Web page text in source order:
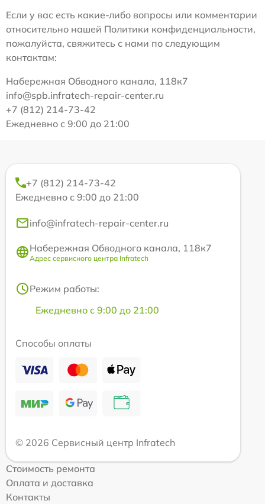
Если у вас есть какие-либо вопросы или комментарии
относительно нашей Политики конфиденциальности,
пожалуйста, свяжитесь с нами по следующим
контактам:
Набережная Обводного канала, 118к7
info@spb.infratech-repair-center.ru
+7 (812) 214-73-42
Ежедневно с 9:00 до 21:00
+7 (812) 214-73-42
Ежедневно с 9:00 до 21:00
info@infratech-repair-center.ru
Набережная Обводного канала, 118к7
Адрес сервисного центра Infratech
Режим работы:
Ежедневно с 9:00 до 21:00
Способы оплаты
© 2026 Сервисный центр Infratech
Стоимость ремонта
Оплата и доставка
Контакты